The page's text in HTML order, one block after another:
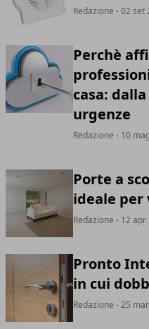
Redazione - 02 set
Perchè
casa:
urgenze
Redazione - 10
Porte a
ideale per
Redazione - 12 apr
Pronto
in cui
Redazione - 25